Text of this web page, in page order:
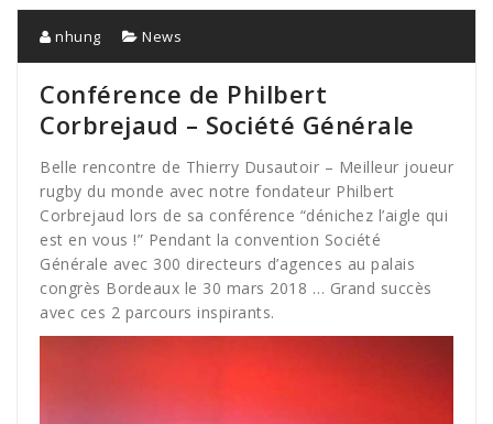
nhung News
Conférence de Philbert
Corbrejaud – Société Générale
Belle rencontre de Thierry Dusautoir – Meilleur joueur
rugby du monde avec notre fondateur Philbert
Corbrejaud lors de sa conférence “dénichez l’aigle qui
est en vous !” Pendant la convention Société
Générale avec 300 directeurs d’agences au palais
congrès Bordeaux le 30 mars 2018 … Grand succès
avec ces 2 parcours inspirants.